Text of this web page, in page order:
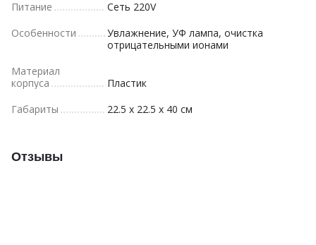
Питание
Сеть 220V
Особенности
Увлажнение, УФ лампа, очистка
отрицательными ионами
Материал
корпуса
Пластик
Габариты
22.5 x 22.5 x 40 см
Отзывы